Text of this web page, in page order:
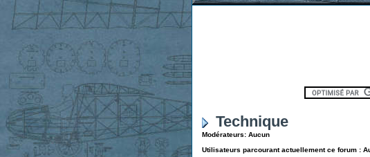
Technique
Modérateurs: Aucun
Utilisateurs parcourant actuellement ce forum :